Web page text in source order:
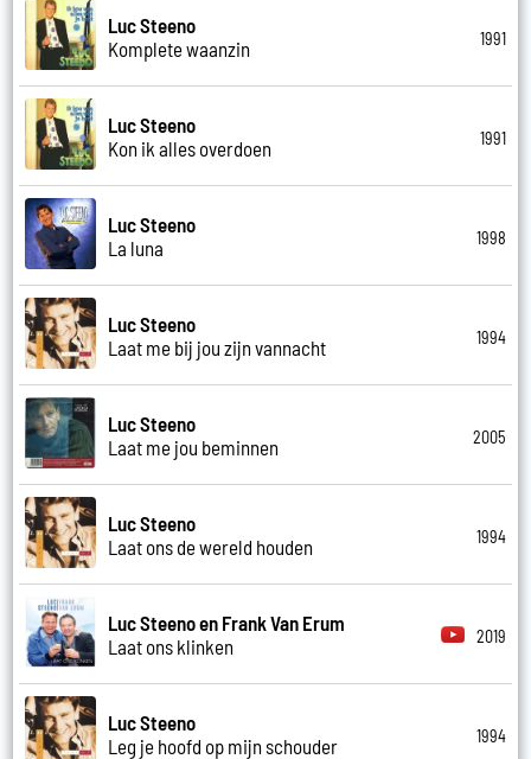
Luc Steeno
Komplete waanzin
1991
Luc Steeno
Kon ik alles overdoen
1991
Luc Steeno
La luna
1998
Luc Steeno
Laat me bij jou zijn vannacht
1994
Luc Steeno
Laat me jou beminnen
2005
Luc Steeno
Laat ons de wereld houden
1994
Luc Steeno en Frank Van Erum
Laat ons klinken
2019
Luc Steeno
Leg je hoofd op mijn schouder
1994